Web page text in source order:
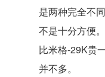
是两种完全不
不是十分方便
比米格-29K贵
并不多。